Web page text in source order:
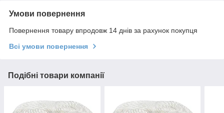
Умови повернення
Повернення товару впродовж 14 днів за рахунок покупця
Всі умови повернення
Подібні товари компанії